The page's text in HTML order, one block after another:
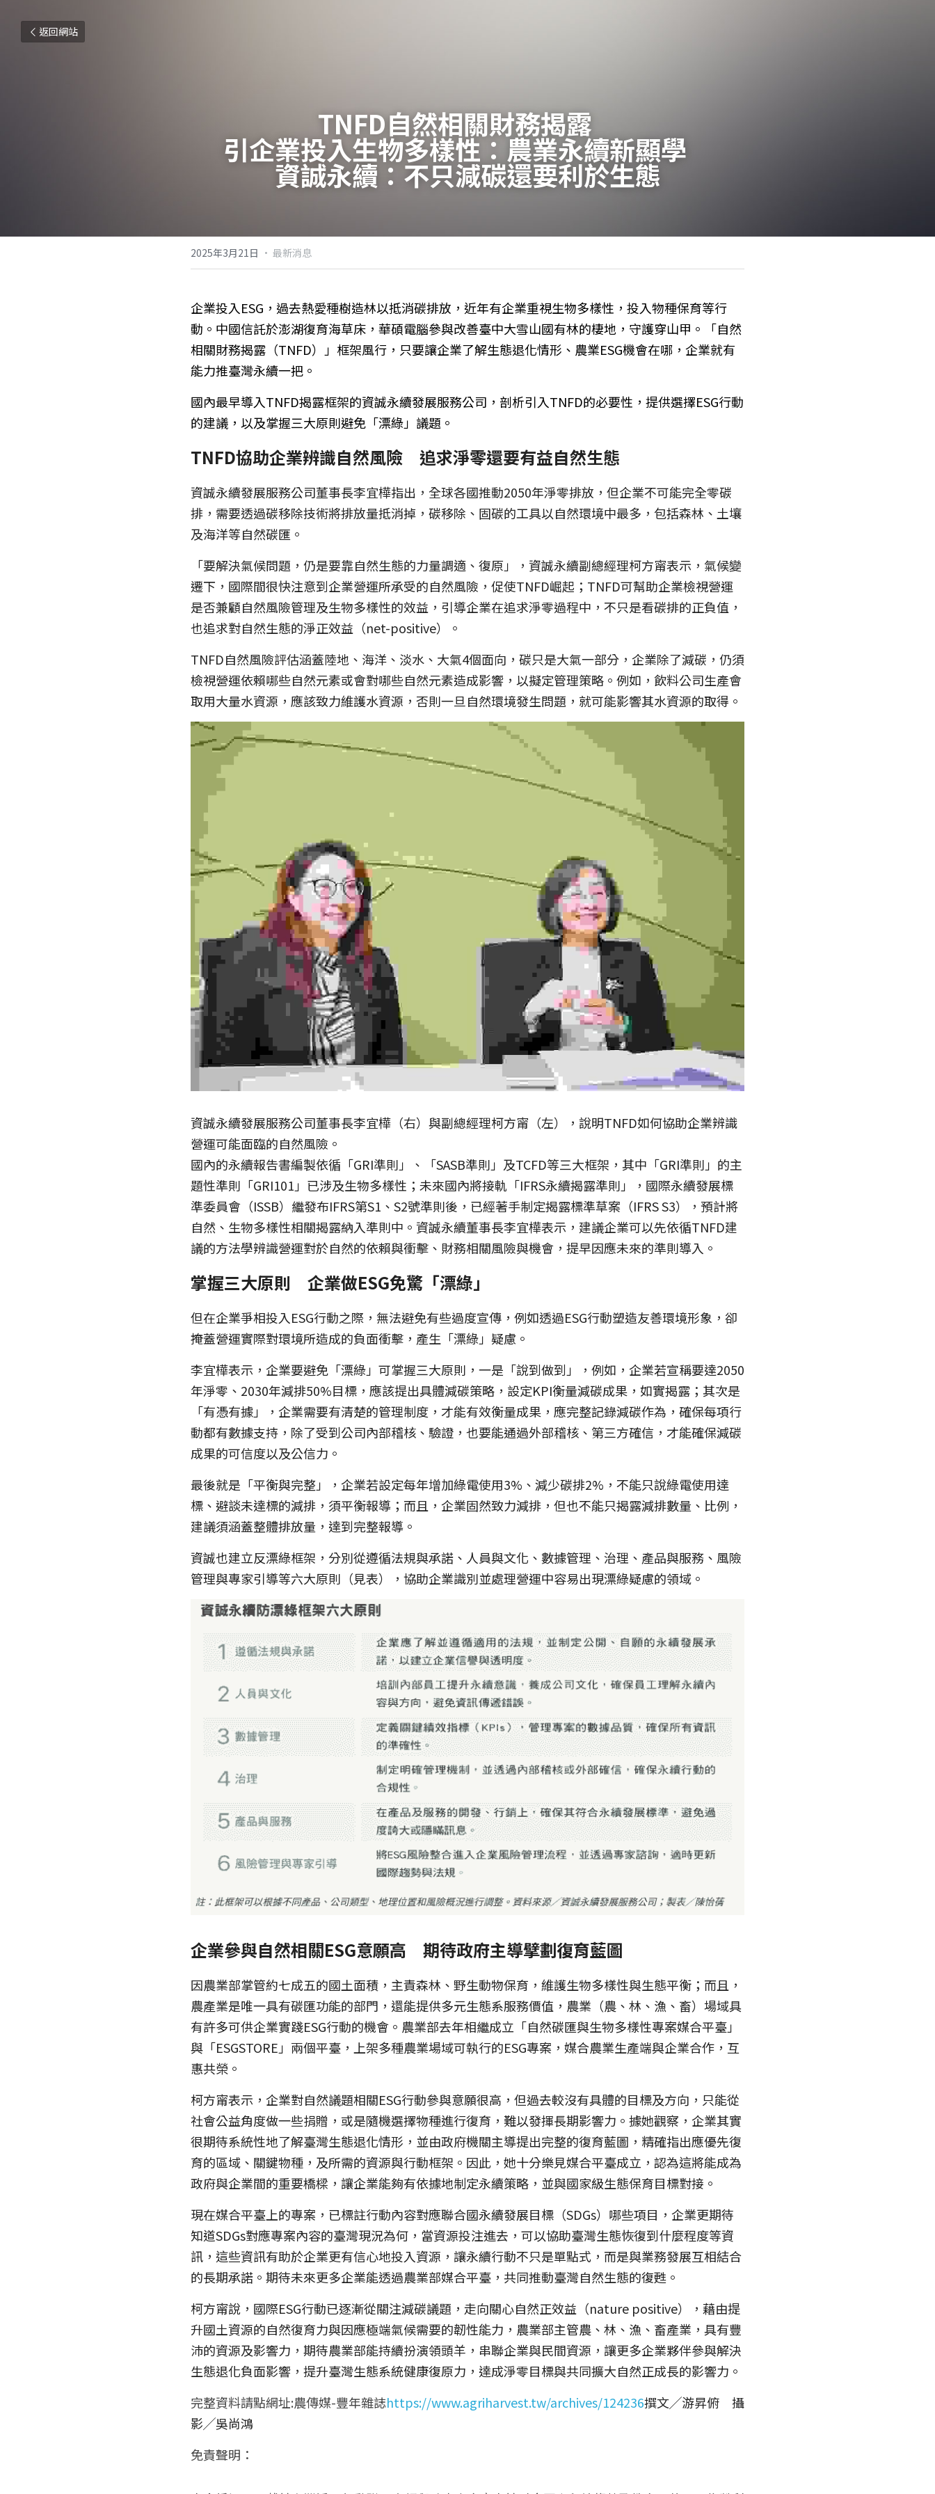
返回網站
TNFD自然相關財務揭露
引企業投入生物多樣性：農業永續新顯學
資誠永續：不只減碳還要利於生態
2025年3月21日 · 最新消息
企業投入ESG，過去熱愛種樹造林以抵消碳排放，近年有企業重視生物多樣性，投入物種保育等行
動。中國信託於澎湖復育海草床，華碩電腦參與改善臺中大雪山國有林的棲地，守護穿山甲。「自然
相關財務揭露（TNFD）」框架風行，只要讓企業了解生態退化情形、農業ESG機會在哪，企業就有
能力推臺灣永續一把。
國內最早導入TNFD揭露框架的資誠永續發展服務公司，剖析引入TNFD的必要性，提供選擇ESG行動
的建議，以及掌握三大原則避免「漂綠」議題。
TNFD協助企業辨識自然風險　追求淨零還要有益自然生態
資誠永續發展服務公司董事長李宜樺指出，全球各國推動2050年淨零排放，但企業不可能完全零碳
排，需要透過碳移除技術將排放量抵消掉，碳移除、固碳的工具以自然環境中最多，包括森林、土壤
及海洋等自然碳匯。
「要解決氣候問題，仍是要靠自然生態的力量調適、復原」，資誠永續副總經理柯方甯表示，氣候變
遷下，國際間很快注意到企業營運所承受的自然風險，促使TNFD崛起；TNFD可幫助企業檢視營運
是否兼顧自然風險管理及生物多樣性的效益，引導企業在追求淨零過程中，不只是看碳排的正負值，
也追求對自然生態的淨正效益（net-positive）。
TNFD自然風險評估涵蓋陸地、海洋、淡水、大氣4個面向，碳只是大氣一部分，企業除了減碳，仍須
檢視營運依賴哪些自然元素或會對哪些自然元素造成影響，以擬定管理策略。例如，飲料公司生產會
取用大量水資源，應該致力維護水資源，否則一旦自然環境發生問題，就可能影響其水資源的取得。
資誠永續發展服務公司董事長李宜樺（右）與副總經理柯方甯（左），說明TNFD如何協助企業辨識
營運可能面臨的自然風險。
國內的永續報告書編製依循「GRI準則」、「SASB準則」及TCFD等三大框架，其中「GRI準則」的主
題性準則「GRI101」已涉及生物多樣性；未來國內將接軌「IFRS永續揭露準則」，國際永續發展標
準委員會（ISSB）繼發布IFRS第S1、S2號準則後，已經著手制定揭露標準草案（IFRS S3），預計將
自然、生物多樣性相關揭露納入準則中。資誠永續董事長李宜樺表示，建議企業可以先依循TNFD建
議的方法學辨識營運對於自然的依賴與衝擊、財務相關風險與機會，提早因應未來的準則導入。
掌握三大原則　企業做ESG免驚「漂綠」
但在企業爭相投入ESG行動之際，無法避免有些過度宣傳，例如透過ESG行動塑造友善環境形象，卻
掩蓋營運實際對環境所造成的負面衝擊，產生「漂綠」疑慮。
李宜樺表示，企業要避免「漂綠」可掌握三大原則，一是「說到做到」，例如，企業若宣稱要達2050
年淨零、2030年減排50%目標，應該提出具體減碳策略，設定KPI衡量減碳成果，如實揭露；其次是
「有憑有據」，企業需要有清楚的管理制度，才能有效衡量成果，應完整記錄減碳作為，確保每項行
動都有數據支持，除了受到公司內部稽核、驗證，也要能通過外部稽核、第三方確信，才能確保減碳
成果的可信度以及公信力。
最後就是「平衡與完整」，企業若設定每年增加綠電使用3%、減少碳排2%，不能只說綠電使用達
標、避談未達標的減排，須平衡報導；而且，企業固然致力減排，但也不能只揭露減排數量、比例，
建議須涵蓋整體排放量，達到完整報導。
資誠也建立反漂綠框架，分別從遵循法規與承諾、人員與文化、數據管理、治理、產品與服務、風險
管理與專家引導等六大原則（見表），協助企業識別並處理營運中容易出現漂綠疑慮的領域。
企業參與自然相關ESG意願高　期待政府主導擘劃復育藍圖
因農業部掌管約七成五的國土面積，主責森林、野生動物保育，維護生物多樣性與生態平衡；而且，
農產業是唯一具有碳匯功能的部門，還能提供多元生態系服務價值，農業（農、林、漁、畜）場域具
有許多可供企業實踐ESG行動的機會。農業部去年相繼成立「自然碳匯與生物多樣性專案媒合平臺」
與「ESGSTORE」兩個平臺，上架多種農業場域可執行的ESG專案，媒合農業生產端與企業合作，互
惠共榮。
柯方甯表示，企業對自然議題相關ESG行動參與意願很高，但過去較沒有具體的目標及方向，只能從
社會公益角度做一些捐贈，或是隨機選擇物種進行復育，難以發揮長期影響力。據她觀察，企業其實
很期待系統性地了解臺灣生態退化情形，並由政府機關主導提出完整的復育藍圖，精確指出應優先復
育的區域、關鍵物種，及所需的資源與行動框架。因此，她十分樂見媒合平臺成立，認為這將能成為
政府與企業間的重要橋樑，讓企業能夠有依據地制定永續策略，並與國家級生態保育目標對接。
現在媒合平臺上的專案，已標註行動內容對應聯合國永續發展目標（SDGs）哪些項目，企業更期待
知道SDGs對應專案內容的臺灣現況為何，當資源投注進去，可以協助臺灣生態恢復到什麼程度等資
訊，這些資訊有助於企業更有信心地投入資源，讓永續行動不只是單點式，而是與業務發展互相結合
的長期承諾。期待未來更多企業能透過農業部媒合平臺，共同推動臺灣自然生態的復甦。
柯方甯說，國際ESG行動已逐漸從關注減碳議題，走向關心自然正效益（nature positive），藉由提
升國土資源的自然復育力與因應極端氣候需要的韌性能力，農業部主管農、林、漁、畜產業，具有豐
沛的資源及影響力，期待農業部能持續扮演領頭羊，串聯企業與民間資源，讓更多企業夥伴參與解決
生態退化負面影響，提升臺灣生態系統健康復原力，達成淨零目標與共同擴大自然正成長的影響力。
完整資料請點網址:農傳媒-豐年雜誌https://www.agriharvest.tw/archives/124236撰文╱游昇俯　攝
影╱吳尚鴻
免責聲明：